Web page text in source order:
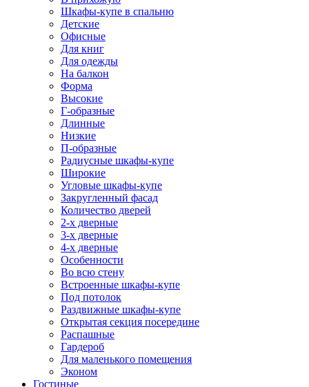
Шкафы-купе в спальню
Детские
Офисные
Для книг
Для одежды
На балкон
Форма
Высокие
Г-образные
Длинные
Низкие
П-образные
Радиусные шкафы-купе
Широкие
Угловые шкафы-купе
Закругленный фасад
Количество дверей
2-х дверные
3-х дверные
4-х дверные
Особенности
Во всю стену
Встроенные шкафы-купе
Под потолок
Раздвижные шкафы-купе
Открытая секция посередине
Распашные
Гардероб
Для маленького помещения
Эконом
Гостиные